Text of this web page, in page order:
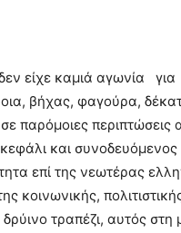
είχε καμιά αγωνία
βήχας, φαγούρα,
παρόμοιες
και
επί της νεωτέρας
κοινωνικής,
τραπέζι, αυτός στη